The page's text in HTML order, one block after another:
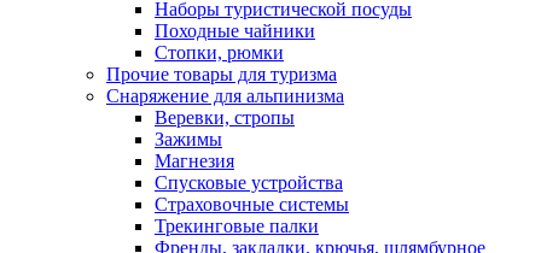
Наборы туристической посуды
Походные чайники
Стопки, рюмки
Прочие товары для туризма
Снаряжение для альпинизма
Веревки, стропы
Зажимы
Магнезия
Спусковые устройства
Страховочные системы
Трекинговые палки
Френды, закладки, крючья, шлямбурное